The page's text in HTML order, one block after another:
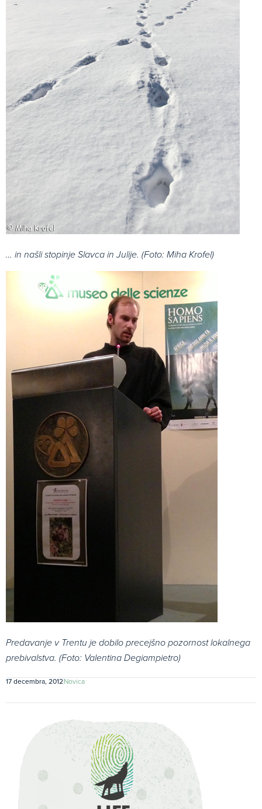
… in našli stopinje Slavca in Julije. (Foto: Miha Krofel)
Predavanje v Trentu je dobilo precejšno pozornost lokalnega
prebivalstva. (Foto: Valentina Degiampietro)
17 decembra, 2012Novica